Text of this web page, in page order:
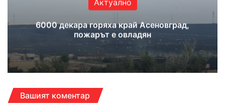
Актуално
6000 декара горяха край Асеновград,
пожарът е овладян
Вашият коментар